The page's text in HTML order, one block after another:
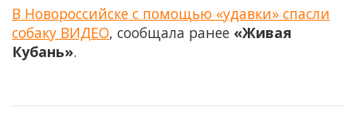
В Новороссийске с помощью «удавки» спасли
собаку ВИДЕО, сообщала ранее «Живая
Кубань».